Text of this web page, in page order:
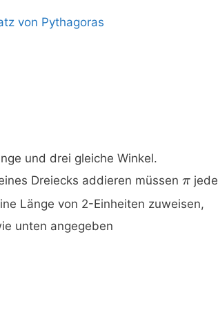
von Pythagoras
und drei gleiche Winkel.
Dreiecks addieren müssen π
Länge von 2-Einheiten zuweisen,
unten angegeben